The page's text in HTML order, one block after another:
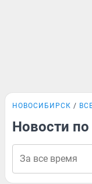
НОВОСИБИРСК
Новости